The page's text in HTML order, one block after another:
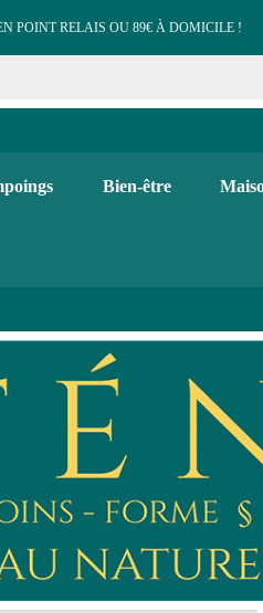
POINT RELAIS OU 89€ À DOMICILE !
Bien-être